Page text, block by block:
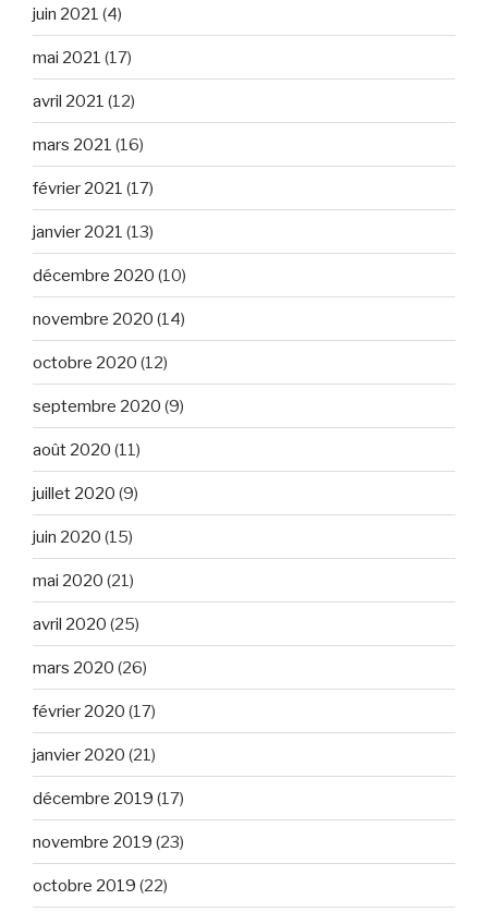
juin 2021 (4)
mai 2021 (17)
avril 2021 (12)
mars 2021 (16)
février 2021 (17)
janvier 2021 (13)
décembre 2020 (10)
novembre 2020 (14)
octobre 2020 (12)
septembre 2020 (9)
août 2020 (11)
juillet 2020 (9)
juin 2020 (15)
mai 2020 (21)
avril 2020 (25)
mars 2020 (26)
février 2020 (17)
janvier 2020 (21)
décembre 2019 (17)
novembre 2019 (23)
octobre 2019 (22)